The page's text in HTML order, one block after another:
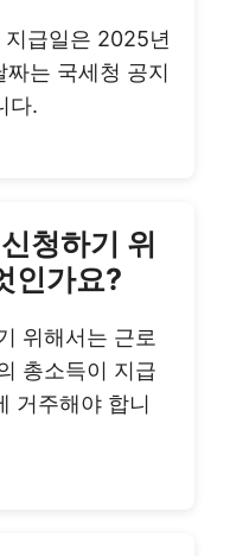
급일은 2025년
는 국세청 공지
다.
청하기 위
인가요?
위해서는 근로
총소득이 지급
거주해야 합니